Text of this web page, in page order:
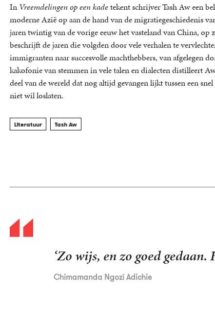
In Vreemdelingen op een kadetekent schrijver Tash Aw een
moderne Azië op aan de hand van de migratiegeschiedenis
jaren twintig van de vorige eeuw het vasteland van China, op
beschrijft de jaren die volgden door vele verhalen te
immigranten naar succesvolle machthebbers, van afgelegen
kakofonie van stemmen in vele talen en dialecten distilleert
deel van de wereld dat nog altijd gevangen lijkt tussen een
niet wil loslaten.
Literatuur Tash Aw
‘Als je geluk hebt lees je
Vreemdelingen op een kade